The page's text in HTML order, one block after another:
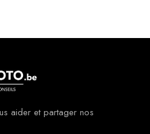
aider et partager nos